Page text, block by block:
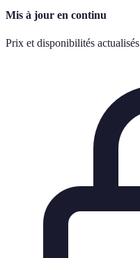
Mis à jour en continu
Prix et disponibilités actualisés